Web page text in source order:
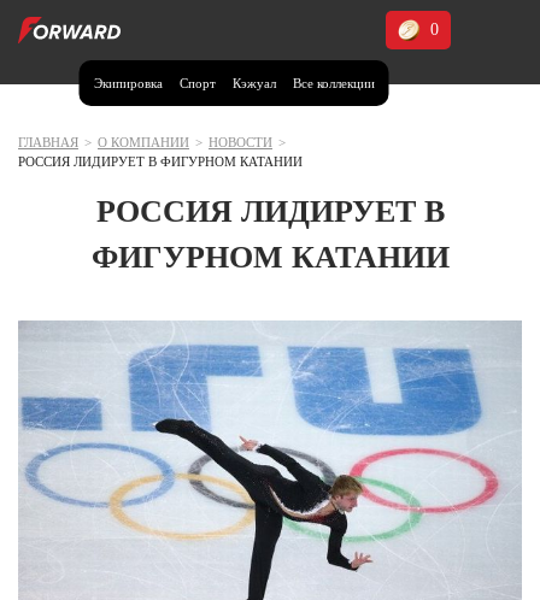
Экипировка Спорт Кэжуал Все коллекции
0
Москва и МО
Воронежская область (1)
Дагестан (2)
Калининградская область (1)
Кемеровская область (2)
Краснодарский край (5)
Красноярский край (5)
Курская область (1)
Москва и МО (14)
Нижегородская область (1)
ГЛАВНАЯ > О КОМПАНИИ > НОВОСТИ >
РОССИЯ ЛИДИРУЕТ В ФИГУРНОМ КАТАНИИ
РОССИЯ ЛИДИРУЕТ В
ФИГУРНОМ КАТАНИИ